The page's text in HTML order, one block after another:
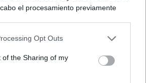
el procesamiento previamente
Tenga en cuenta que algún
pero usted tiene el derecho de
Sus preferencias se aplicarán
Opt Outs
of the Sharing of my